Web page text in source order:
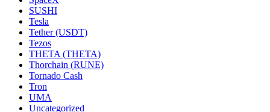
SUSHI
Tesla
Tether (USDT)
Tezos
THETA (THETA)
Thorchain (RUNE)
Tornado Cash
Tron
UMA
Uncategorized